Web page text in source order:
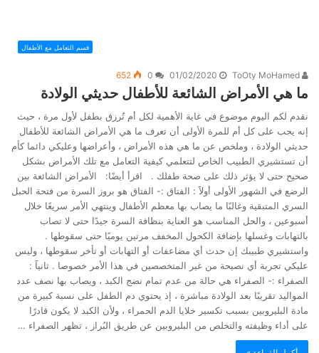
قسم التعامل مع الأطفال
ToOty MoHamed
01/02/2020
0
652
ما هي الأمراض الشائعة للأطفال حديثي الولادة
نقدم لكم اليوم موضوع في غاية الأهمية لكل أم تٌرزق بطفل لأول مرة ، حيث
إنه يجب على كل أم للمرة الأولى أن تعرف ما هي الأمراض الشائعة للأطفال
حديثي الولادة ، وملخص عن ما هي هذه الأمراض ، وأعراضها وعليكي دائما كأم
أن تستشيري الطبيب الخاص لتتعلمي كيفية التعامل مع تلك الأمراض بشكل
صحيح حتى لا يؤثر ذلك على صحة طفلك . اقرأ أيضًا: الأمراض الشائعة بين
الرضع في الشهور الأولى أولاََ : الفتاق :- الفتاق هو بروز السرة من فتحة الحبل
السري المتبقية وغالبًا ما يصاب بها معظم الأطفال وينتهي الأمر سريعًا خلال
أسبوعين ، والحل المناسب هو العناية بنظافة السرة جيدًا حتى لا تصاب
بالتهابات وغسلها بإضافة الكحول المخفف مرتين يوميًا حتى سقوطها .
واستشيري طبيبك إن حدث أي مضاعفات أو التهابات أو تأخر سقوطها ، وليس
عليكي تجربة أي نصيحة من غير المتخصصين في هذا الأمر خصوصا . ثانياََ :
الصفراء :- الصفراء هي حالة من عدم تمام نضج الكبد ، ويصاب بها نصف عدد
المواليد تقريبًا بعد الولادة مباشرة ، إذ يحتوي دم الطفل على نسبة كبيرة من
مادة البليروبين بسبب تكسير خلايا الدم الحمراء ، ولأن الكبد لا يكون قادرًا
على أداء وظيفته والتخلص من البليروبين عن طريق البُراز ، تظهر الصفراء …